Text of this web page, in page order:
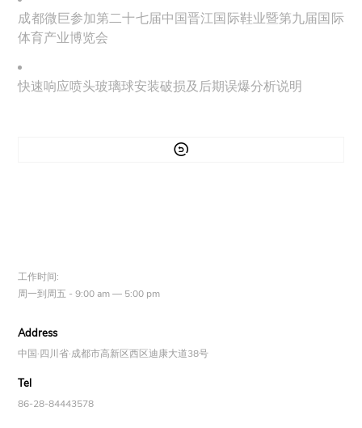
成都微巨参加第二十七届中国晋江国际鞋业暨第九届国际
体育产业博览会
快速响应喷头玻璃球安装破损及后期误爆分析说明

工作时间:
周一到周五 - 9:00 am — 5:00 pm
Address
中国·四川省·成都市高新区西区迪康大道38号
Tel
86-28-84443578